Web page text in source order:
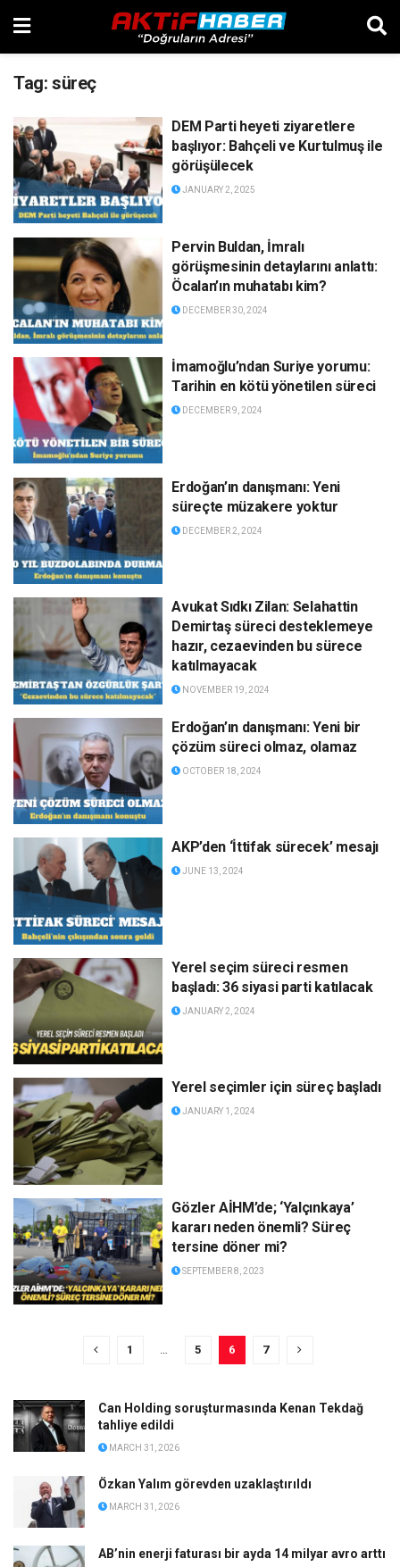
Tag: süreç
DEM Parti heyeti ziyaretlere
başlıyor: Bahçeli ve Kurtulmuş ile
görüşülecek
JANUARY 2, 2025
Pervin Buldan, İmralı
görüşmesinin detaylarını anlattı:
Öcalan’ın muhatabı kim?
DECEMBER 30, 2024
İmamoğlu’ndan Suriye yorumu:
Tarihin en kötü yönetilen süreci
DECEMBER 9, 2024
Erdoğan’ın danışmanı: Yeni
süreçte müzakere yoktur
DECEMBER 2, 2024
Avukat Sıdkı Zilan: Selahattin
Demirtaş süreci desteklemeye
hazır, cezaevinden bu sürece
katılmayacak
NOVEMBER 19, 2024
Erdoğan’ın danışmanı: Yeni bir
çözüm süreci olmaz, olamaz
OCTOBER 18, 2024
AKP’den ‘İttifak sürecek’ mesajı
JUNE 13, 2024
Yerel seçim süreci resmen
başladı: 36 siyasi parti katılacak
JANUARY 2, 2024
Yerel seçimler için süreç başladı
JANUARY 1, 2024
Gözler AİHM’de; ‘Yalçınkaya’
kararı neden önemli? Süreç
tersine döner mi?
SEPTEMBER 8, 2023
1 … 5 6 7
Can Holding soruşturmasında Kenan Tekdağ
tahliye edildi
MARCH 31, 2026
Özkan Yalım görevden uzaklaştırıldı
MARCH 31, 2026
AB’nin enerji faturası bir ayda 14 milyar avro arttı